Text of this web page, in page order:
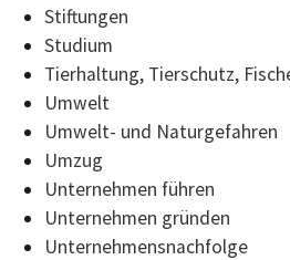
Stiftungen
Studium
Tierhaltung, Tierschutz,
Umwelt
Umwelt- und Naturgefahren
Umzug
Unternehmen führen
Unternehmen gründen
Unternehmensnachfolge